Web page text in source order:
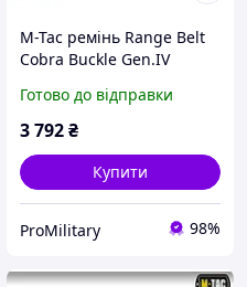
M-Tac ремінь Range Belt
Cobra Buckle Gen.IV
M/L
Готово до відправки
3 792₴
Купити
ProMilitary 98%